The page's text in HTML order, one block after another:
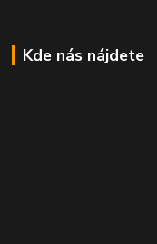
Kde nás nájdete